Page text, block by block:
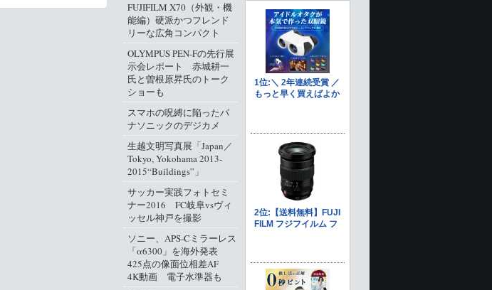
FUJIFILM X70（外観・機
能編）硬派かつフレンド
リーな広角コンパクト
OLYMPUS PEN-Fの先行展
示会レポート 赤城耕一
氏と曽根原昇氏のトーク
ショーも
スマホの呪縛に陥ったパ
ナソニックのデジカメ
生越文明写真展「Japan／
Tokyo, Yokohama 2013-
2015“Buildings”」
サッカー実践フォトセミ
ナー2016 FC岐阜vsヴィ
ッセル神戸を撮影
ソニー、APS-Cミラーレス
「α6300」を海外発表
425点の像面位相差AF
4K動画 電子水準器も